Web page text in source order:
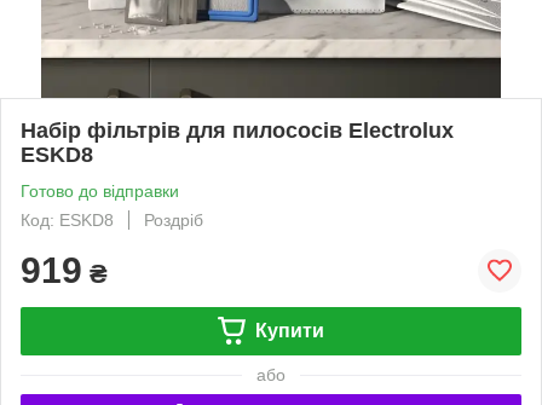
Набір фільтрів для пилососів Electrolux
ESKD8
Готово до відправки
Код: ESKD8
Роздріб
919 ₴
Купити
або